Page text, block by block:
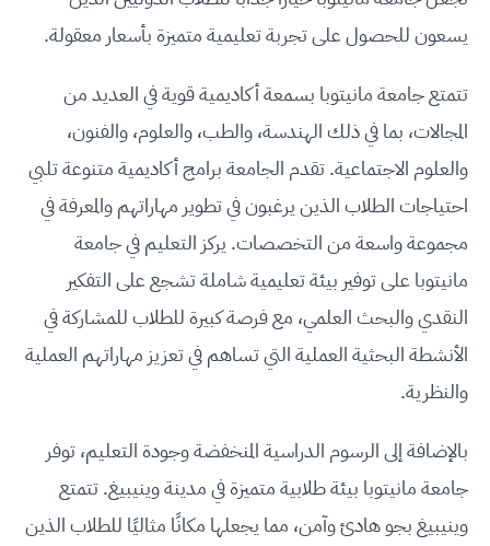
يسعون للحصول على تجربة تعليمية متميزة بأسعار معقولة.
تتمتع جامعة مانيتوبا بسمعة أكاديمية قوية في العديد من
المجالات، بما في ذلك الهندسة، والطب، والعلوم، والفنون،
والعلوم الاجتماعية. تقدم الجامعة برامج أكاديمية متنوعة تلبي
احتياجات الطلاب الذين يرغبون في تطوير مهاراتهم والمعرفة في
مجموعة واسعة من التخصصات. يركز التعليم في جامعة
مانيتوبا على توفير بيئة تعليمية شاملة تشجع على التفكير
النقدي والبحث العلمي، مع فرصة كبيرة للطلاب للمشاركة في
الأنشطة البحثية العملية التي تساهم في تعزيز مهاراتهم العملية
والنظرية.
بالإضافة إلى الرسوم الدراسية المنخفضة وجودة التعليم، توفر
جامعة مانيتوبا بيئة طلابية متميزة في مدينة وينيبيغ. تتمتع
وينيبيغ بجو هادئ وآمن، مما يجعلها مكانًا مثاليًا للطلاب الذين